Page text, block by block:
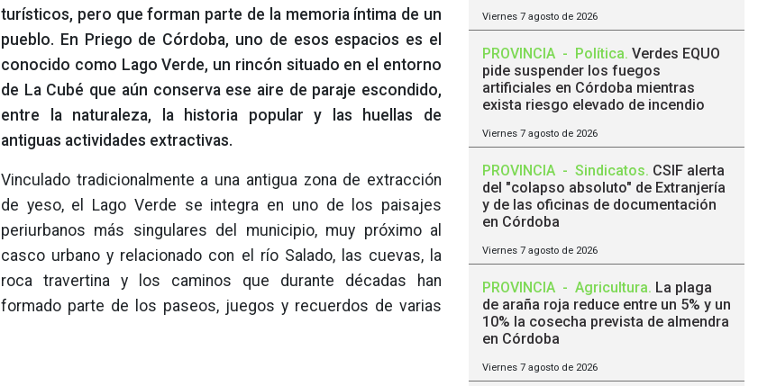
turísticos, pero que forman parte de la memoria íntima de un
pueblo. En Priego de Córdoba, uno de esos espacios es el
conocido como Lago Verde, un rincón situado en el entorno
de La Cubé que aún conserva ese aire de paraje escondido,
entre la naturaleza, la historia popular y las huellas de
antiguas actividades extractivas.
Vinculado tradicionalmente a una antigua zona de extracción
de yeso, el Lago Verde se integra en uno de los paisajes
periurbanos más singulares del municipio, muy próximo al
casco urbano y relacionado con el río Salado, las cuevas, la
roca travertina y los caminos que durante décadas han
formado parte de los paseos, juegos y recuerdos de varias
Viernes 7 agosto de 2026
PROVINCIA - Política. Verdes EQUO
pide suspender los fuegos
artificiales en Córdoba mientras
exista riesgo elevado de incendio
Viernes 7 agosto de 2026
PROVINCIA - Sindicatos. CSIF alerta
del "colapso absoluto" de Extranjería
y de las oficinas de documentación
en Córdoba
Viernes 7 agosto de 2026
PROVINCIA - Agricultura. La plaga
de araña roja reduce entre un 5% y un
10% la cosecha prevista de almendra
en Córdoba
Viernes 7 agosto de 2026